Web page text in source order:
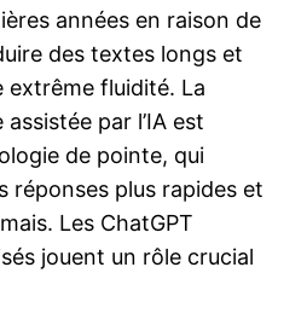
années en raison de
des textes longs et
extrême fluidité. La
par l’IA est
de pointe, qui
réponses plus rapides et
Les ChatGPT
jouent un rôle crucial